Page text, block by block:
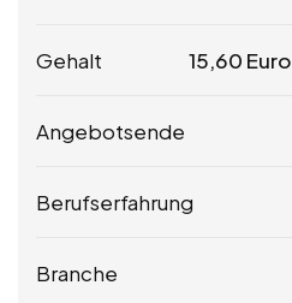
Gehalt 15,60 Euro
Angebotsende
Berufserfahrung
Branche